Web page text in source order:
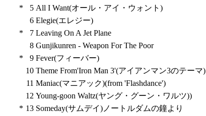
*
5 All I Want(オール・アイ・ウォント)
6 Elegie(エレジー)
*
7 Leaving On A Jet Plane
8 Gunjikunren - Weapon For The Poor
*
9 Fever(フィーバー)
10 Theme From'Iron Man 3'(アイアンマン3のテーマ)
11 Maniac(マニアック)(from 'Flashdance')
12 Young-goon Waltz(ヤング・グーン・ワルツ))
* 13 Someday(サムデイ)ノートルダムの鐘より